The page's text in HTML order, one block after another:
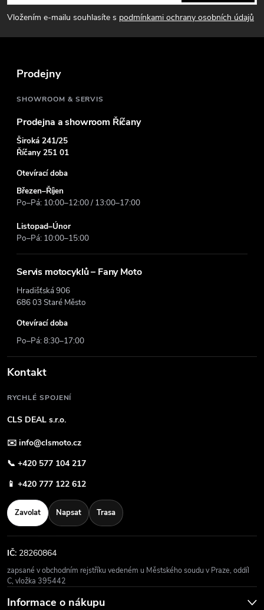
p
a
Vložením e-mailu souhlasíte s podmínkami ochrany osobních údajů
Prodejny
SHOWROOM & SERVIS
Prodejna a showroom Říčany
Široká 241/25
Říčany 251 01
Otevírací doba
Březen–Říjen
Po–Pá: 10:00–12:00 / 13:00–17:00
Listopad–Únor
Po–Pá: 10:00–15:00
Servis motocyklů – Fany Moto
Hradišťská 906
686 03 Staré Město
Otevírací doba
Po–Pá: 8:30–17:00
Kontakt
RYCHLÉ SPOJENÍ
CLS DEAL s.r.o.
✉️ info@clsmoto.cz
📞 +420 577 104 217
📱 +420 777 122 612
Zavolat Napsat Trasa
IČ: 28260864
zapsané v obchodním rejstříku vedeném u Městského soudu v Praze, oddíl
C, vložka 395442
Informace o nákupu